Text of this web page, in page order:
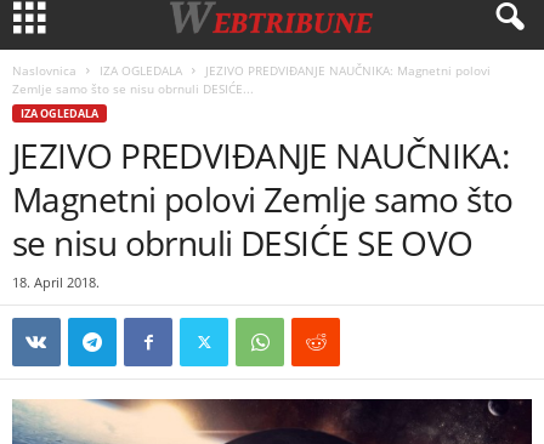
Naslovnica IZA OGLEDALA
JEZIVO PREDVIĐANJE NAUČNIKA: Magnetni polovi
Zemlje samo što se nisu obrnuli DESIĆE...
IZA OGLEDALA
JEZIVO PREDVIĐANJE NAUČNIKA:
Magnetni polovi Zemlje samo što
se nisu obrnuli DESIĆE SE OVO
18. April 2018.